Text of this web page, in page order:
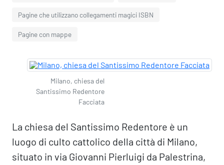
Pagine che utilizzano collegamenti magici ISBN
Pagine con mappe
Milano, chiesa del
Santissimo Redentore
Facciata
La chiesa del Santissimo Redentore è un
luogo di culto cattolico della città di Milano,
situato in via Giovanni Pierluigi da Palestrina,